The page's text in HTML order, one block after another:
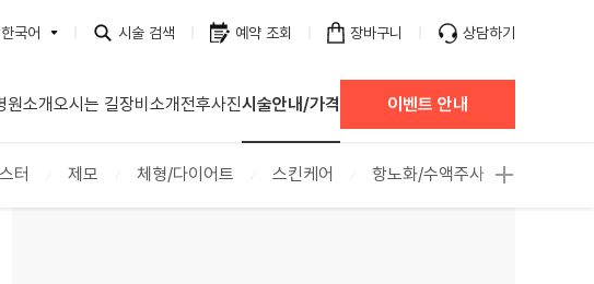
한국어 시술 검색 예약 조회 장바구니 상담하기
원소개오시는 길장비소개전후사진시술안내/가격 이벤트 안내
터 제모 체형/다이어트 스킨케어 항노화/수액주사